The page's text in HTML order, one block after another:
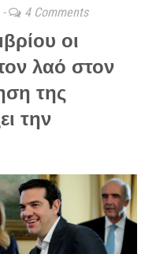
- 4 Comments
οι
λαό στον
της
την